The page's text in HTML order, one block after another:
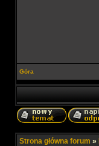
Góra
Strona główna forum »